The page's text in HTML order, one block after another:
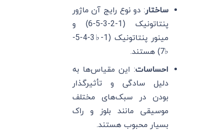
ساختار: دو نوع رایج آن ماژور
پنتاتونیک (1-2-3-5-6) و
مینور پنتاتونیک (1-♭3-4-5-
♭7) هستند.
احساسات: این مقیاس‌ها به
دلیل سادگی و تأثیرگذار
بودن در سبک‌های مختلف
موسیقی مانند بلوز و راک
بسیار محبوب هستند.